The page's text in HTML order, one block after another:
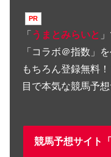
「 うまとみらいと
「コラボ＠指数」を
もちろん登録無料
目で本気な競馬予想
競馬予想サイト